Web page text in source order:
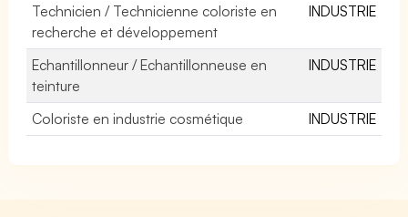
Technicien / Technicienne coloriste en
recherche et développement
INDUSTRIE
Echantillonneur / Echantillonneuse en
teinture
INDUSTRIE
Coloriste en industrie cosmétique INDUSTRIE